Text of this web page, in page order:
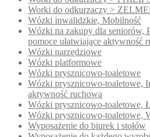
Worki do odkurzaczy >
Wózki inwalidzkie, Mobilność
Wózki na zakupy dla seniorów,
pomoce ułatwiające aktywność
Wózki narzędziowe
Wózki platformowe
Wózki prysznicowo-toaletowe
Wózki prysznicowo-toaletowe,
aktywność ruchową
Wózki prysznicowo-toaletowe,
Wózki prysznicowo-toaletowe,
Wyposażenie do biurek i stołów